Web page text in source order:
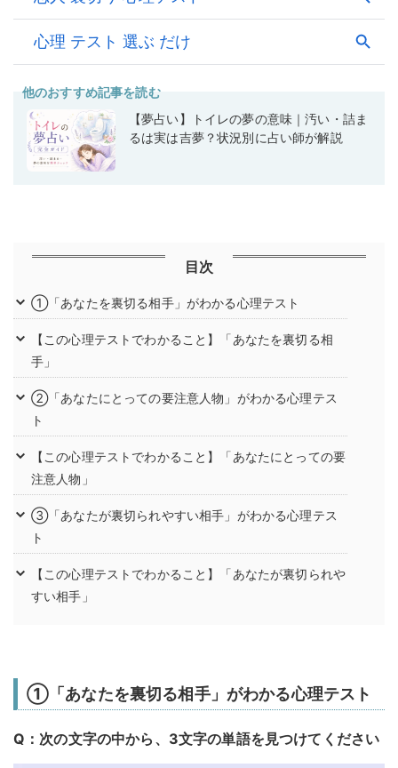
他のおすすめ記事を読む
【夢占い】トイレの夢の意味｜汚い・詰ま
るは実は吉夢？状況別に占い師が解説
目次
①「あなたを裏切る相手」がわかる心理テスト
【この心理テストでわかること】「あなたを裏切る相
手」
②「あなたにとっての要注意人物」がわかる心理テス
ト
【この心理テストでわかること】「あなたにとっての要
注意人物」
③「あなたが裏切られやすい相手」がわかる心理テス
ト
【この心理テストでわかること】「あなたが裏切られや
すい相手」
①「あなたを裏切る相手」がわかる心理テスト
Q：次の文字の中から、3文字の単語を見つけてください